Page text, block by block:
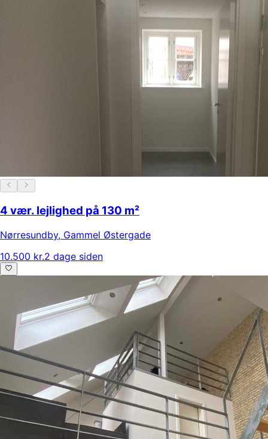
4 vær. lejlighed på 130 m²
Nørresundby, Gammel Østergade
10.500 kr.2 dage siden